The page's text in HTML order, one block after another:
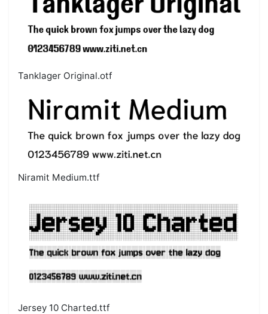
Tanklager Original.otf
Niramit Medium.ttf
Jersey 10 Charted.ttf